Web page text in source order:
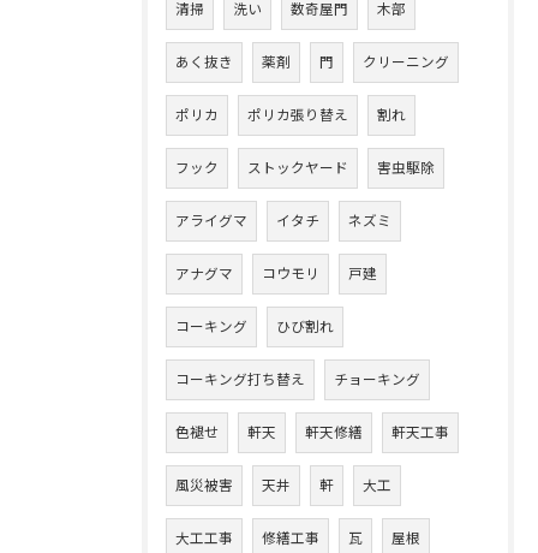
清掃 洗い 数奇屋門 木部
あく抜き 薬剤 門 クリーニング
ポリカ ポリカ張り替え 割れ
フック ストックヤード 害虫駆除
アライグマ イタチ ネズミ
アナグマ コウモリ 戸建
コーキング ひび割れ
コーキング打ち替え チョーキング
色褪せ 軒天 軒天修繕 軒天工事
風災被害 天井 軒 大工
大工工事 修繕工事 瓦 屋根